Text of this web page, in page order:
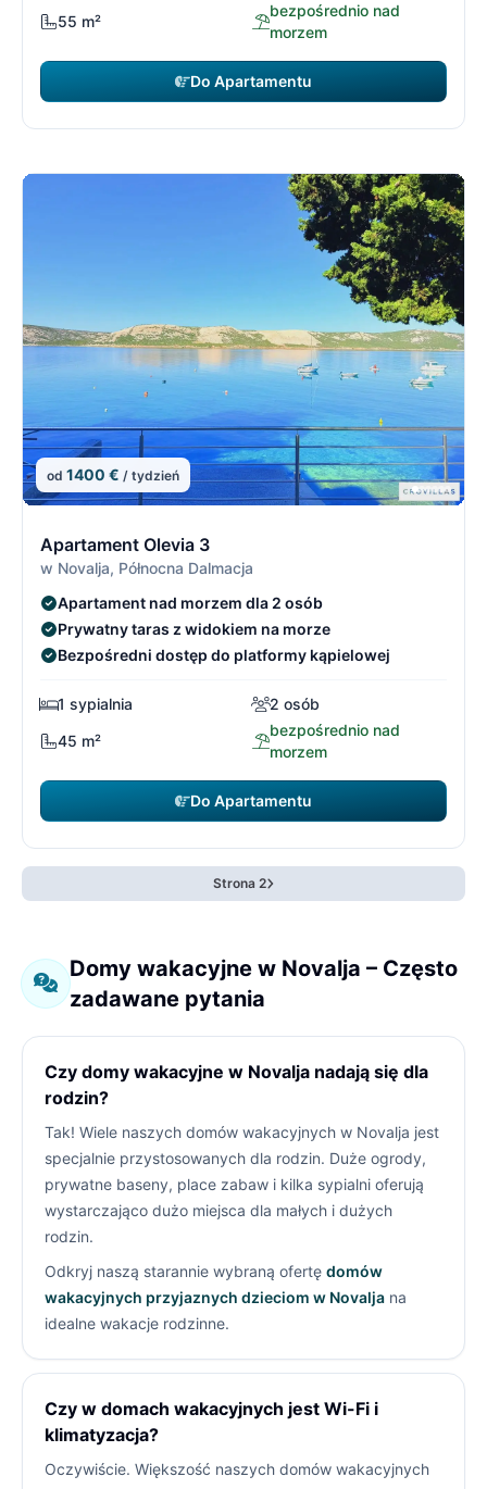
55 m²
bezpośrednio nad
morzem
Do Apartamentu
od 1400 € / tydzień
Apartament Olevia 3
w Novalja, Północna Dalmacja
Apartament nad morzem dla 2 osób
Prywatny taras z widokiem na morze
Bezpośredni dostęp do platformy kąpielowej
1 sypialnia
2 osób
45 m²
bezpośrednio nad
morzem
Do Apartamentu
Strona 2
Domy wakacyjne w Novalja – Często
zadawane pytania
Czy domy wakacyjne w Novalja nadają się dla
rodzin?
Tak! Wiele naszych domów wakacyjnych w Novalja jest
specjalnie przystosowanych dla rodzin. Duże ogrody,
prywatne baseny, place zabaw i kilka sypialni oferują
wystarczająco dużo miejsca dla małych i dużych
rodzin.
Odkryj naszą starannie wybraną ofertę domów
wakacyjnych przyjaznych dzieciom w Novalja na
idealne wakacje rodzinne.
Czy w domach wakacyjnych jest Wi-Fi i
klimatyzacja?
Oczywiście. Większość naszych domów wakacyjnych